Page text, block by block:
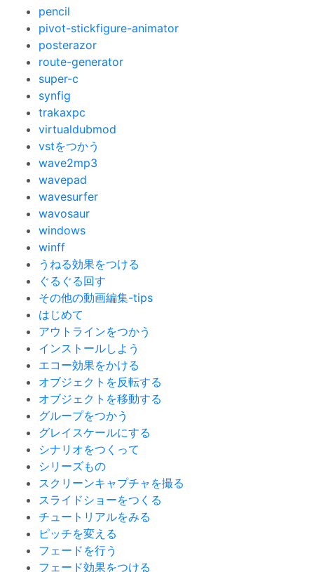
pencil
pivot-stickfigure-animator
posterazor
route-generator
super-c
synfig
trakaxpc
virtualdubmod
vstをつかう
wave2mp3
wavepad
wavesurfer
wavosaur
windows
winff
うねる効果をつける
ぐるぐる回す
その他の動画編集-tips
はじめて
アウトラインをつかう
インストールしよう
エコー効果をかける
オブジェクトを反転する
オブジェクトを移動する
グループをつかう
グレイスケールにする
シナリオをつくって
シリーズもの
スクリーンキャプチャを撮る
スライドショーをつくる
チュートリアルをみる
ピッチを変える
フェードを行う
フェード効果をつける